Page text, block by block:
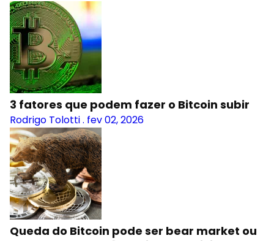
3 fatores que podem fazer o Bitcoin subir
Rodrigo Tolotti. fev 02, 2026
Queda do Bitcoin pode ser bear market ou